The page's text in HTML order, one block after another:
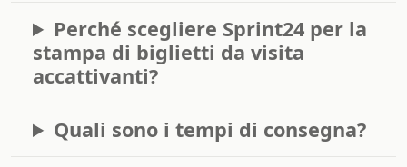
Perché scegliere Sprint24 per la
stampa di biglietti da visita
accattivanti?
Quali sono i tempi di consegna?